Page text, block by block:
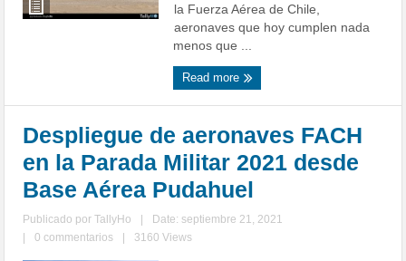
la Fuerza Aérea de Chile,
aeronaves que hoy cumplen nada
menos que ...
Read more
Despliegue de aeronaves FACH
en la Parada Militar 2021 desde
Base Aérea Pudahuel
Publicado porTallyHo
Date: septiembre 21, 2021
0 commentarios 3160 Views